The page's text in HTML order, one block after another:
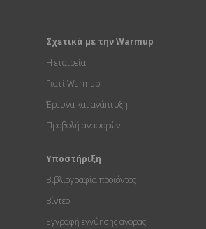
Σχετικά με την Warmup
Η εταιρεία
Γιατί Warmup
Έρευνα και ανάπτυξη
Προβολή αναφορών
Υποστήριξη
Βιβλιογραφία προϊόντος
Βίντεο
Εγγραφή εγγύησης αγοράς